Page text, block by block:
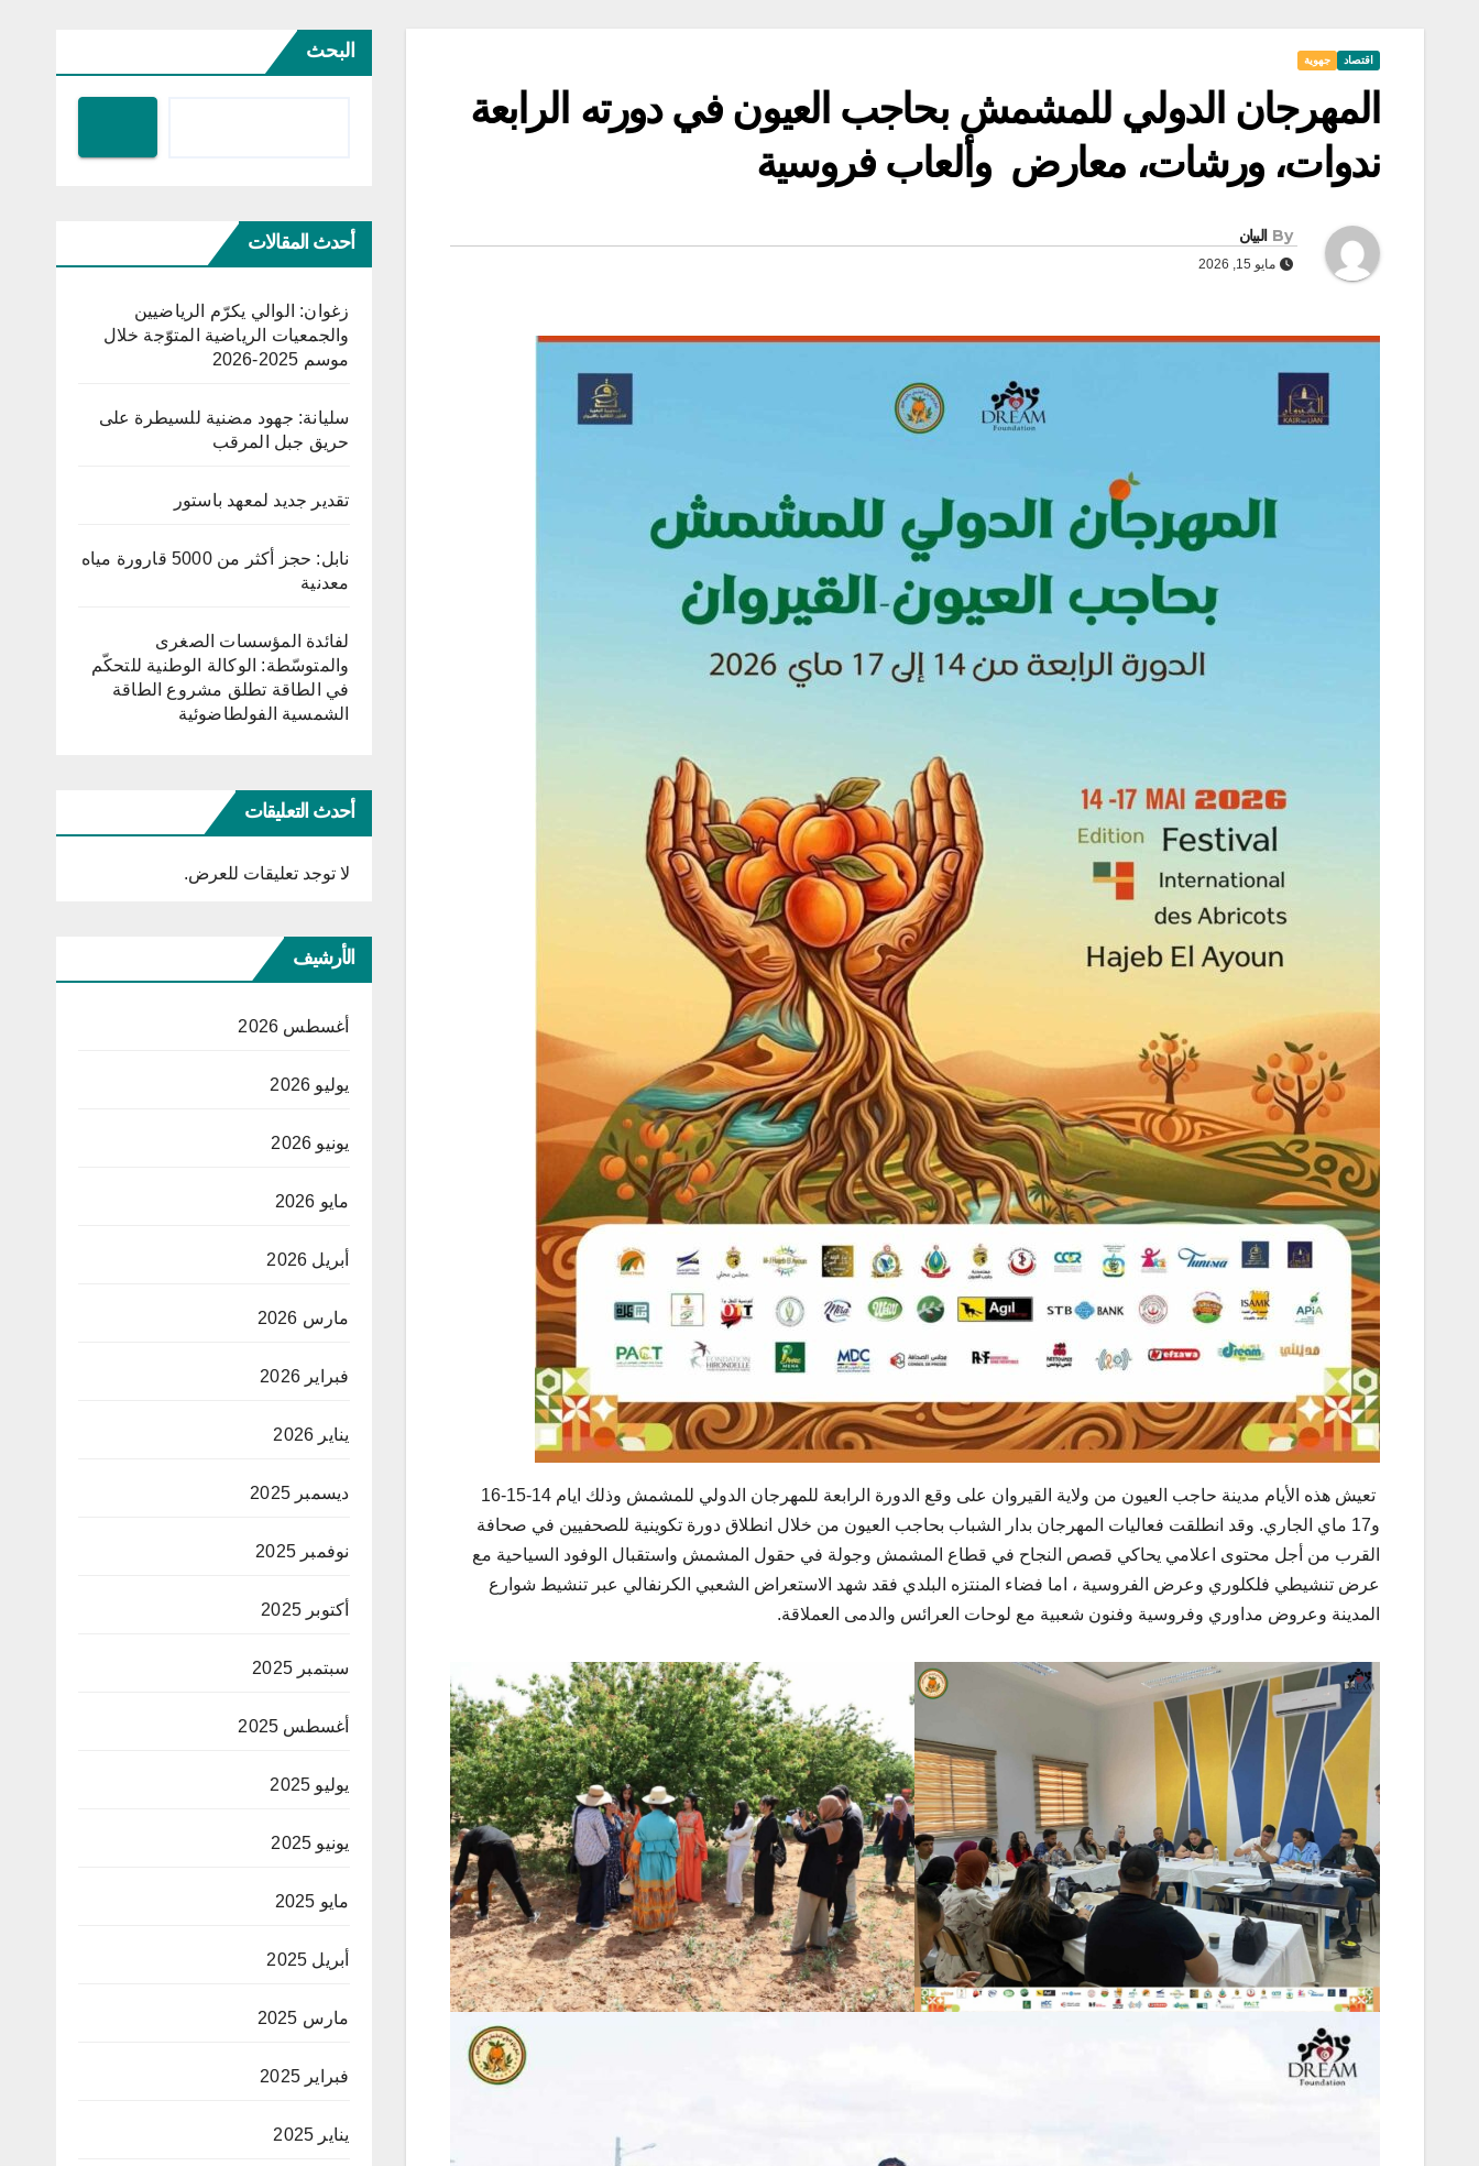
اقتصاد جهوية
المهرجان الدولي للمشمش بحاجب العيون في دورته الرابعة
ندوات، ورشات، معارض وألعاب فروسية
By البيان
مايو 15, 2026
تعيش هذه الأيام مدينة حاجب العيون من ولاية القيروان على وقع الدورة الرابعة للمهرجان الدولي للمشمش وذلك ايام 14-15-16
و17 ماي الجاري. وقد انطلقت فعاليات المهرجان بدار الشباب بحاجب العيون من خلال انطلاق دورة تكوينية للصحفيين في صحافة
القرب من أجل محتوى اعلامي يحاكي قصص النجاح في قطاع المشمش وجولة في حقول المشمش واستقبال الوفود السياحية مع
عرض تنشيطي فلكلوري وعرض الفروسية ، اما فضاء المنتزه البلدي فقد شهد الاستعراض الشعبي الكرنفالي عبر تنشيط شوارع
المدينة وعروض مداوري وفروسية وفنون شعبية مع لوحات العرائس والدمى العملاقة.
البحث
أحدث المقالات
زغوان: الوالي يكرّم الرياضيين
والجمعيات الرياضية المتوّجة خلال
موسم 2025-2026
سليانة: جهود مضنية للسيطرة على
حريق جبل المرقب
تقدير جديد لمعهد باستور
نابل: حجز أكثر من 5000 قارورة مياه
معدنية
لفائدة المؤسسات الصغرى
والمتوسّطة: الوكالة الوطنية للتحكّم
في الطاقة تطلق مشروع الطاقة
الشمسية الفولطاضوئية
أحدث التعليقات
لا توجد تعليقات للعرض.
الأرشيف
أغسطس 2026
يوليو 2026
يونيو 2026
مايو 2026
أبريل 2026
مارس 2026
فبراير 2026
يناير 2026
ديسمبر 2025
نوفمبر 2025
أكتوبر 2025
سبتمبر 2025
أغسطس 2025
يوليو 2025
يونيو 2025
مايو 2025
أبريل 2025
مارس 2025
فبراير 2025
يناير 2025